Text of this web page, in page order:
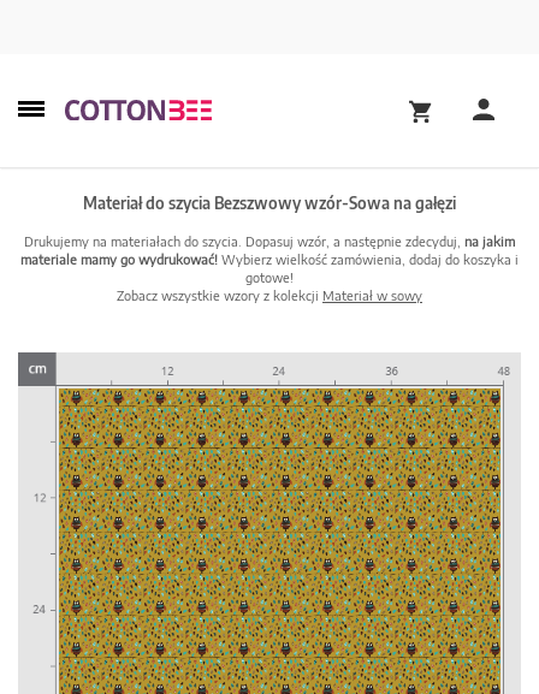
Materiał do szycia Bezszwowy wzór-Sowa na gałęzi
Drukujemy na materiałach do szycia. Dopasuj wzór, a następnie zdecyduj, na jakim
materiale mamy go wydrukować! Wybierz wielkość zamówienia, dodaj do koszyka i
gotowe!
Zobacz wszystkie wzory z kolekcji Materiał w sowy